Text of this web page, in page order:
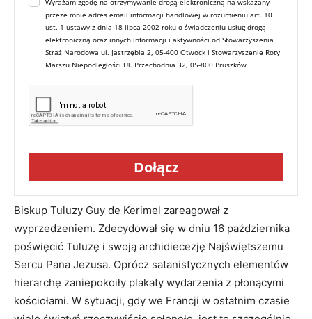
Wyrażam zgodę na otrzymywanie drogą elektroniczną na wskazany
przeze mnie adres email informacji handlowej w rozumieniu art. 10
ust. 1 ustawy z dnia 18 lipca 2002 roku o świadczeniu usług drogą
elektroniczną oraz innych informacji i aktywności od Stowarzyszenia
Straż Narodowa ul. Jastrzębia 2, 05-400 Otwock i Stowarzyszenie Roty
Marszu Niepodległości Ul. Przechodnia 32, 05-800 Pruszków
Dołącz
Biskup Tuluzy Guy de Kerimel zareagował z
wyprzedzeniem. Zdecydował się w dniu 16 października
poświęcić Tuluzę i swoją archidiecezję Najświętszemu
Sercu Pana Jezusa. Oprócz satanistycznych elementów
hierarchę zaniepokoiły plakaty wydarzenia z płonącymi
kościołami. W sytuacji, gdy we Francji w ostatnim czasie